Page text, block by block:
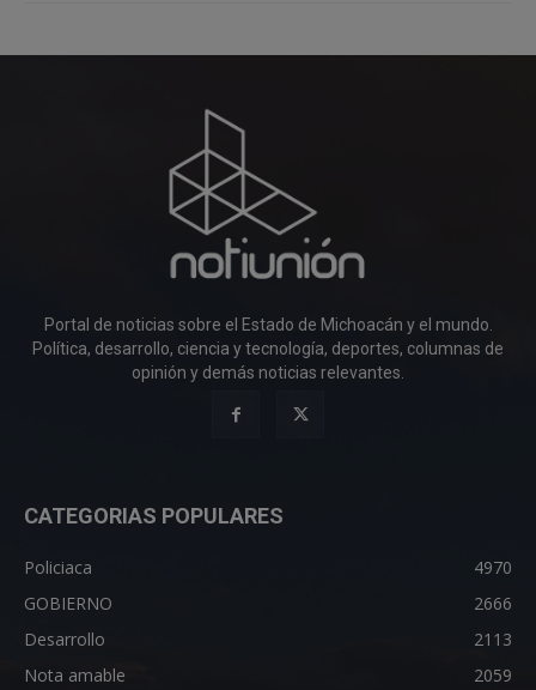
Portal de noticias sobre el Estado de Michoacán y el mundo.
Política, desarrollo, ciencia y tecnología, deportes, columnas de
opinión y demás noticias relevantes.
CATEGORIAS POPULARES
Policiaca
4970
GOBIERNO
2666
Desarrollo
2113
Nota amable
2059